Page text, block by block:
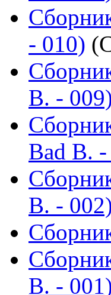
- 010)
B. -
Bad B.
B. -
B. -